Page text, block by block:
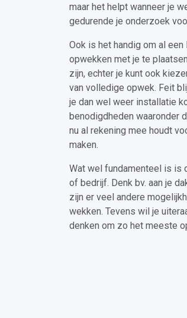
maar het helpt wanneer je
gedurende je onderzoek
Ook is het handig om al
opwekken met je te
zijn, echter je kunt ook
van volledige opwek. Feit
je dan wel weer installatie
benodigdheden waaronder
nu al rekening mee houdt
maken.
Wat wel fundamenteel is is
of bedrijf. Denk bv. aan je
zijn er veel andere
wekken. Tevens wil je
denken om zo het meeste